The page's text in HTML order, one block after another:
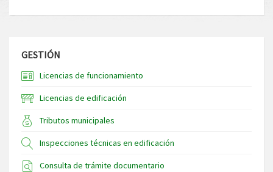
GESTIÓN
Licencias de funcionamiento
Licencias de edificación
Tributos municipales
Inspecciones técnicas en edificación
Consulta de trámite documentario